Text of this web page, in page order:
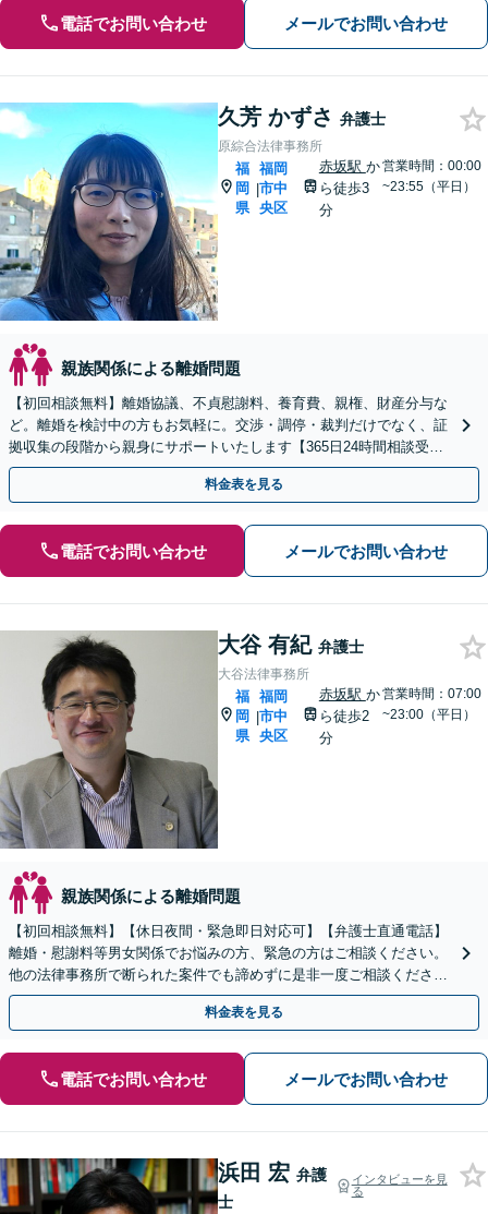
電話でお問い合わせ メールでお問い合わせ
久芳 かずさ 弁護士
原綜合法律事務所
福
岡
県
|
福岡
市中
央区
赤坂駅 か
ら徒歩3
分
営業時間：00:00
~23:55（平日）
親族関係による離婚問題
【初回相談無料】離婚協議、不貞慰謝料、養育費、親権、財産分与な
ど。離婚を検討中の方もお気軽に。交渉・調停・裁判だけでなく、証
拠収集の段階から親身にサポートいたします【365日24時間相談受
付】【赤坂駅3分】【男女の弁護士が在籍】
料金表を見る
電話でお問い合わせ メールでお問い合わせ
大谷 有紀 弁護士
大谷法律事務所
福
岡
県
|
福岡
市中
央区
赤坂駅 か
ら徒歩2
分
営業時間：07:00
~23:00（平日）
親族関係による離婚問題
【初回相談無料】【休日夜間・緊急即日対応可】【弁護士直通電話】
離婚・慰謝料等男女関係でお悩みの方、緊急の方はご相談ください。
他の法律事務所で断られた案件でも諦めずに是非一度ご相談くださ
い。【福岡市中央区赤坂駅徒歩２分】
料金表を見る
電話でお問い合わせ メールでお問い合わせ
浜田 宏 弁護
士
インタビューを見
る